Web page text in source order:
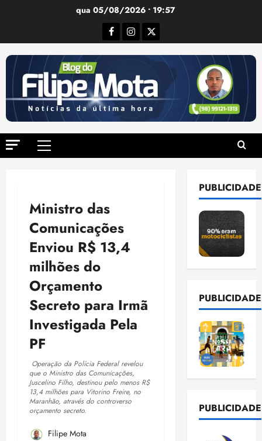
qua 05/08/2026 • 19:57
Facebook
Instagram
Twitter
Menu
Ministro das
Comunicações
Enviou R$ 13,4
milhões do
Orçamento
Secreto para Irmã
Investigada Pela
PF
Operação da Polícia Federal revelou
que o Ministro das Comunicações,
Juscelino Filho, destinou pelo menos R$
13,4 milhões para Vitorino Freire, no
Maranhão, através do controverso
orçamento secreto.
Filipe Mota
PUBLICIDADE
PUBLICIDADE
PUBLICIDADE